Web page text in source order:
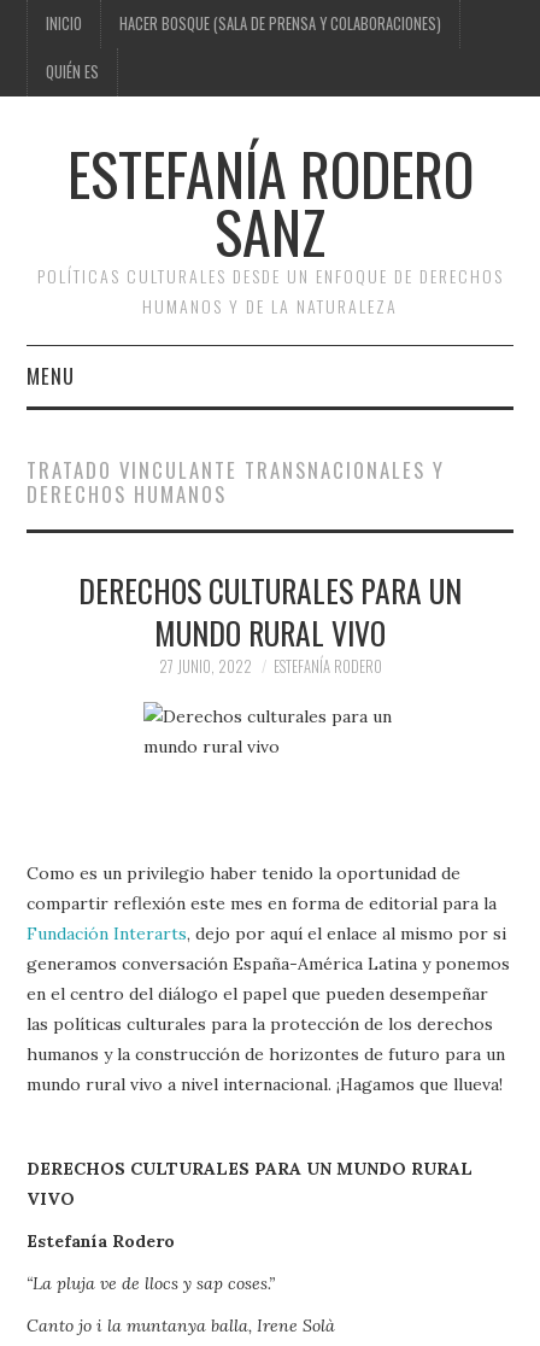
INICIO HACER BOSQUE (SALA DE PRENSA Y COLABORACIONES)
QUIÉN ES
ESTEFANÍA RODERO
SANZ
POLÍTICAS CULTURALES DESDE UN ENFOQUE DE DERECHOS
HUMANOS Y DE LA NATURALEZA
MENU
HACER BOSQUE (SALA DE
COLABORACIONES)
TRATADO VINCULANTE TRANSNACIONALES Y
DERECHOS HUMANOS
DERECHOS CULTURALES PARA UN
MUNDO RURAL VIVO
27 JUNIO, 2022 ESTEFANÍA RODERO
Como es un privilegio haber tenido la oportunidad de
compartir reflexión este mes en forma de editorial para la
Fundación Interarts, dejo por aquí el enlace al mismo por si
generamos conversación España-América Latina y ponemos
en el centro del diálogo el papel que pueden desempeñar
las políticas culturales para la protección de los derechos
humanos y la construcción de horizontes de futuro para un
mundo rural vivo a nivel internacional. ¡Hagamos que llueva!
DERECHOS CULTURALES PARA UN MUNDO RURAL
VIVO
Estefanía Rodero
“La pluja ve de llocs y sap coses.”
Canto jo i la muntanya balla, Irene Solà